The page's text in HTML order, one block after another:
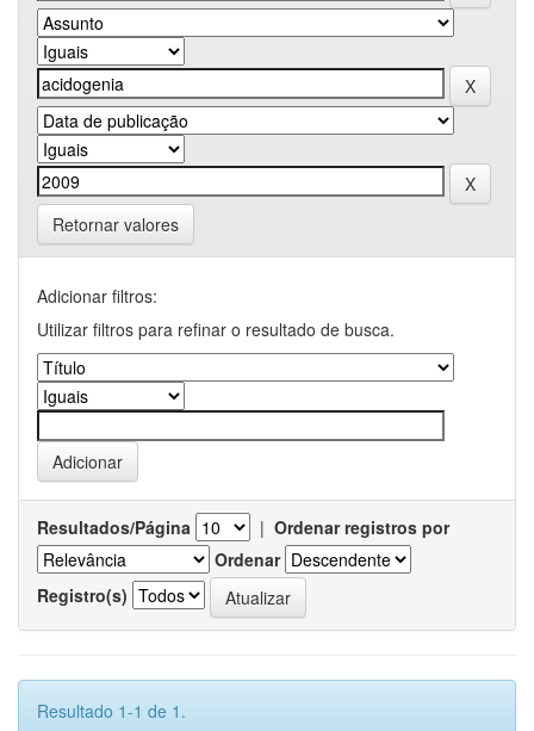
Retornar valores
Adicionar filtros:
Utilizar filtros para refinar o resultado de busca.
Resultados/Página | Ordenar registros por
Ordenar
Registro(s)
Resultado 1-1 de 1.